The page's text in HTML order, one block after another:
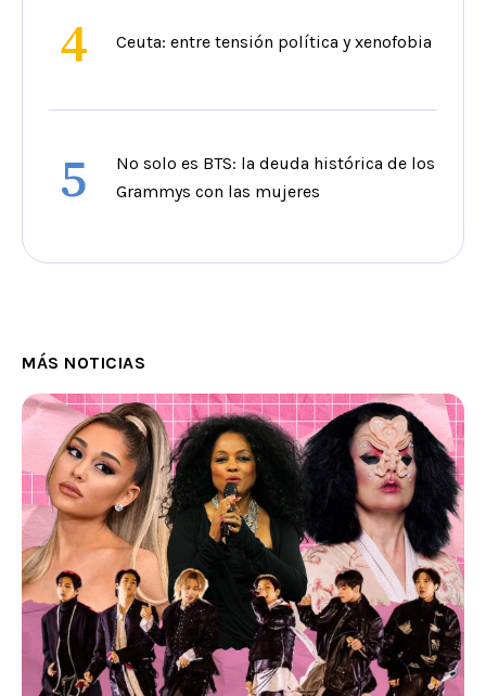
4 Ceuta: entre tensión política y xenofobia
5
No solo es BTS: la deuda histórica de los
Grammys con las mujeres
MÁS NOTICIAS